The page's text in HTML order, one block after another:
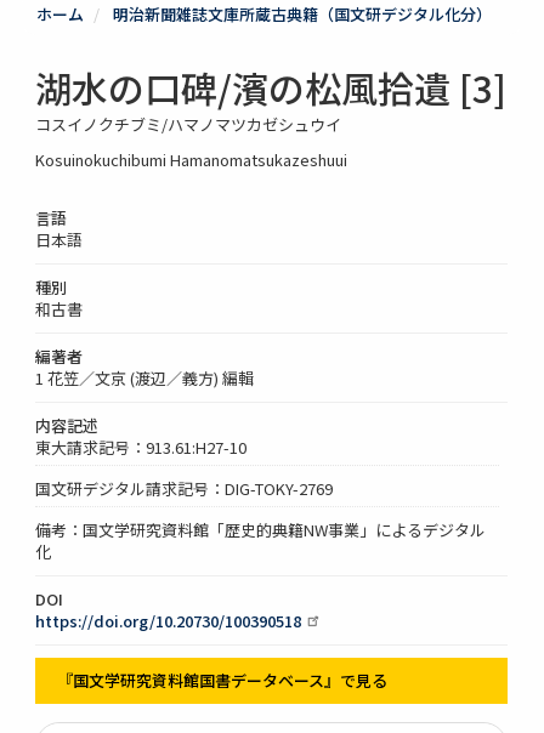
ホーム 明治新聞雑誌文庫所蔵古典籍（国文研デジタル化分）
湖水の口碑/濱の松風拾遺 [3]
コスイノクチブミ/ハマノマツカゼシュウイ
Kosuinokuchibumi Hamanomatsukazeshuui
言語
日本語
種別
和古書
編著者
1 花笠／文京 (渡辺／義方) 編輯
内容記述
東大請求記号：913.61:H27-10
国文研デジタル請求記号：DIG-TOKY-2769
備考：国文学研究資料館「歴史的典籍NW事業」によるデジタル
化
DOI
https://doi.org/10.20730/100390518
『国文学研究資料館国書データベース』で見る